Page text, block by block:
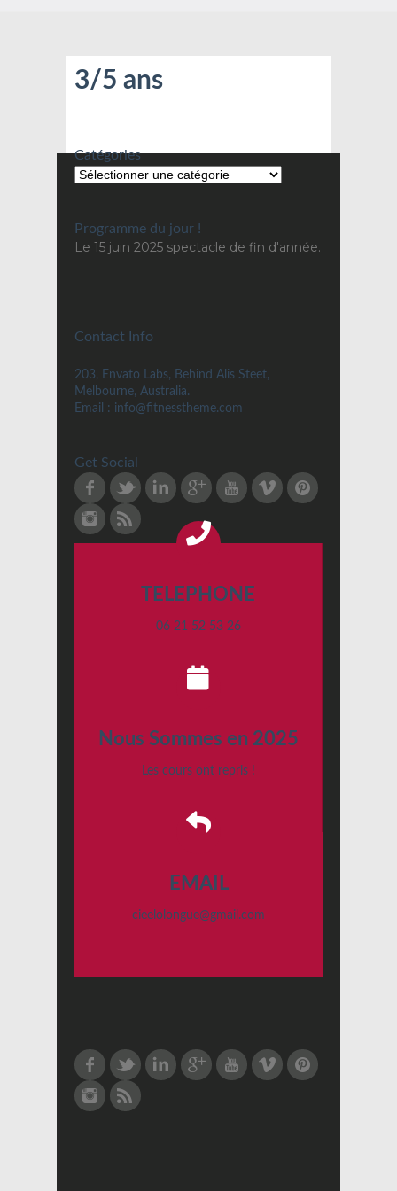
3/5 ans
Catégories
Programme du jour !
Le 15 juin 2025 spectacle de fin d'année.
Contact Info
203, Envato Labs, Behind Alis Steet,
Melbourne, Australia.
Email : info@fitnesstheme.com
Get Social
FacebookTwitterLinkedInGoogle Plus
YoutubeVimeo
Instagram
TELEPHONE
06 21 52 53 26
Nous Sommes en 2025
Les cours ont repris !
EMAIL
cieelolongue@gmail.com
FacebookTwitterLinkedInGoogle Plus
YoutubeVimeo
Instagram